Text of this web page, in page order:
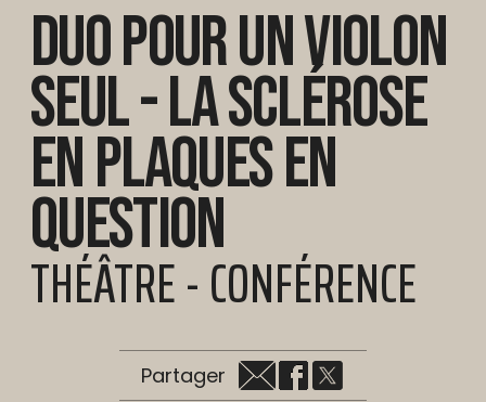
Duo pour un violon
seul - La Sclérose
en plaques en
question
THÉÂTRE - CONFÉRENCE
Partager